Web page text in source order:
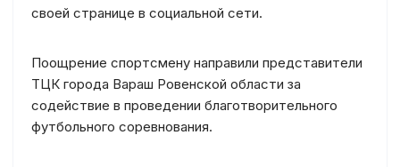
своей странице в социальной сети.
Поощрение спортсмену направили представители
ТЦК города Вараш Ровенской области за
содействие в проведении благотворительного
футбольного соревнования.